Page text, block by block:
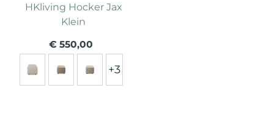
HKliving Hocker Jax
Klein
€ 550,00
+3